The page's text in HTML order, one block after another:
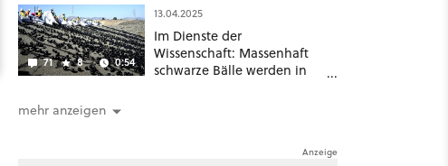
hat mehr dabei als nur
Story
71 8 0:54
13.04.2025
Im Dienste der
Wissenschaft: Massenhaft
schwarze Bälle werden in
mehr anzeigen